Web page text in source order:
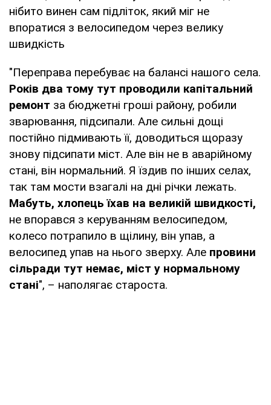
нібито винен сам підліток, який міг не
впоратися з велосипедом через велику
швидкість
"Переправа перебуває на балансі нашого села.
Років два тому тут проводили капітальний
ремонт за бюджетні гроші району, робили
зварювання, підсипали. Але сильні дощі
постійно підмивають її, доводиться щоразу
знову підсипати міст. Але він не в аварійному
стані, він нормальний. Я їздив по інших селах,
так там мости взагалі на дні річки лежать.
Мабуть, хлопець їхав на великій швидкості,
не впорався з керуванням велосипедом,
колесо потрапило в щілину, він упав, а
велосипед упав на нього зверху. Але провини
сільради тут немає, міст у нормальному
стані", – наполягає староста.